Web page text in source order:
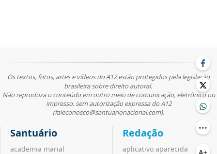
Os textos, fotos, artes e vídeos do A12 estão protegidos pela legislação
brasileira sobre direito autoral.
Não reproduza o conteúdo em outro meio de comunicação, eletrônico ou
impresso, sem autorização expressa do A12
(faleconosco@santuarionacional.com).
Santuário
academia marial
Redação
aplicativo aparecida